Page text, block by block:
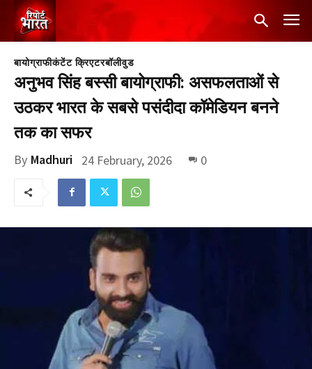
बायोग्राफीकंटेंट क्रिएटरबॉलीवुड
अनुभव सिंह बस्सी बायोग्राफी: असफलताओं से
उठकर भारत के सबसे पसंदीदा कॉमेडियन बनने
तक का सफर
By Madhuri 24 February, 2026 0